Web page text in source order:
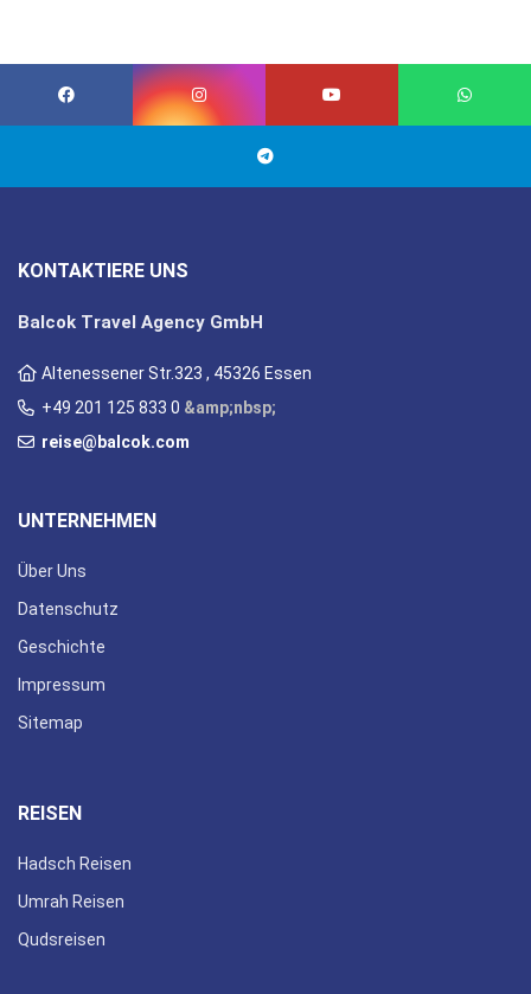
KONTAKTIERE UNS
Balcok Travel Agency GmbH
Altenessener Str.323 , 45326 Essen
+49 201 125 833 0 &amp;nbsp;
reise@balcok.com
UNTERNEHMEN
Über Uns
Datenschutz
Geschichte
Impressum
Sitemap
REISEN
Hadsch Reisen
Umrah Reisen
Qudsreisen